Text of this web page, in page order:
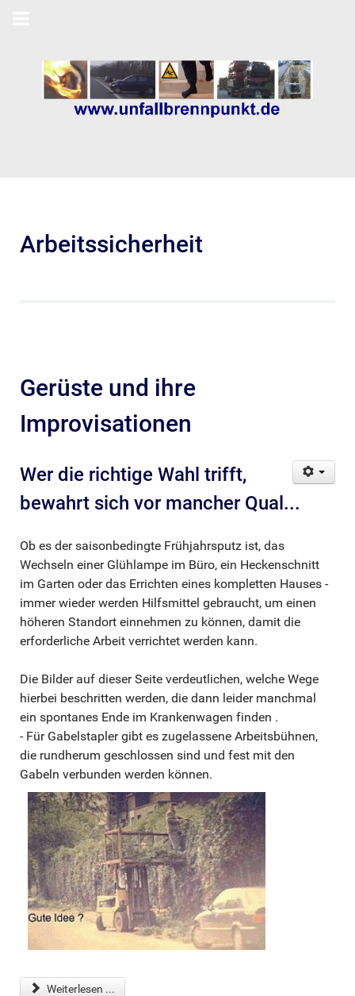
Arbeitssicherheit
Gerüste und ihre
Improvisationen
Wer die richtige Wahl trifft,
bewahrt sich vor mancher Qual...
Ob es der saisonbedingte Frühjahrsputz ist, das
Wechseln einer Glühlampe im Büro, ein Heckenschnitt
im Garten oder das Errichten eines kompletten Hauses -
immer wieder werden Hilfsmittel gebraucht, um einen
höheren Standort einnehmen zu können, damit die
erforderliche Arbeit verrichtet werden kann.
Die Bilder auf dieser Seite verdeutlichen, welche Wege
hierbei beschritten werden, die dann leider manchmal
ein spontanes Ende im Krankenwagen finden .
- Für Gabelstapler gibt es zugelassene Arbeitsbühnen,
die rundherum geschlossen sind und fest mit den
Gabeln verbunden werden können.
Weiterlesen ...